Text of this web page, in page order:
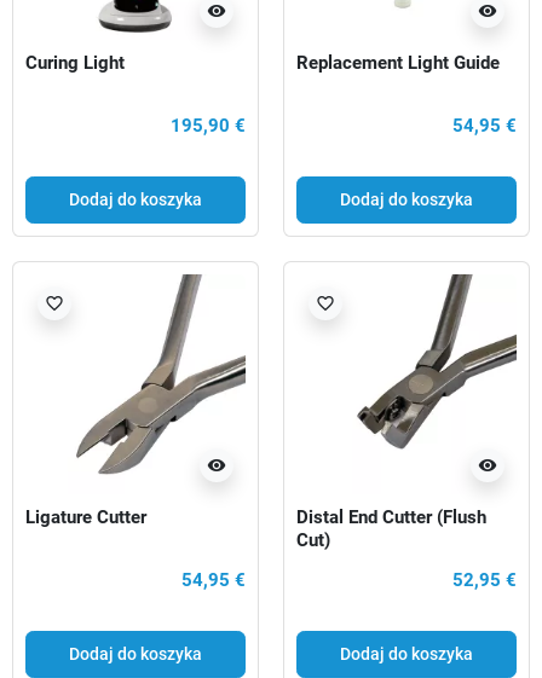
visibility
Curing Light
195,90 €
Dodaj do koszyka
visibility
Replacement Light Guide
54,95 €
Dodaj do koszyka
visibility
favorite_border
Ligature Cutter
54,95 €
Dodaj do koszyka
visibility
favorite_border
Distal End Cutter (Flush
Cut)
52,95 €
Dodaj do koszyka